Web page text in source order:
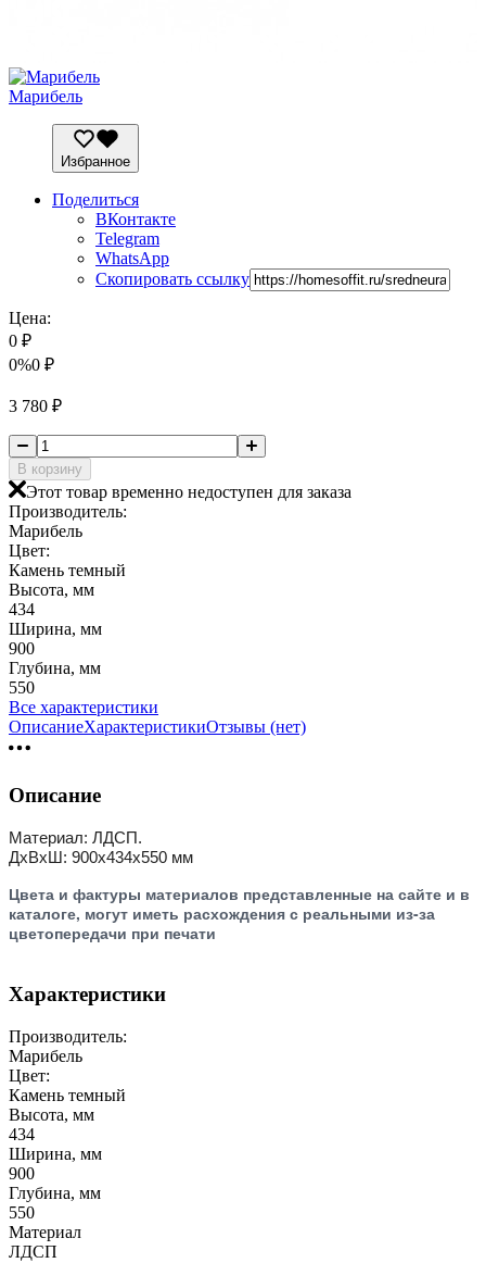
Марибель
Избранное
Поделиться
ВКонтакте
Telegram
WhatsApp
Скопировать ссылку
Цена:
0 ₽
0%0 ₽
3 780 ₽
В корзину
Этот товар временно недоступен для заказа
Производитель:
Марибель
Цвет:
Камень темный
Высота, мм
434
Ширина, мм
900
Глубина, мм
550
Все характеристики
ОписаниеХарактеристикиОтзывы (нет)
Описание
Материал: ЛДСП.
ДхВхШ: 900х434х550 мм
Цвета и фактуры материалов представленные на сайте и в
каталоге, могут иметь расхождения с реальными из-за
цветопередачи при печати
Характеристики
Производитель:
Марибель
Цвет:
Камень темный
Высота, мм
434
Ширина, мм
900
Глубина, мм
550
Материал
ЛДСП